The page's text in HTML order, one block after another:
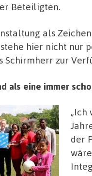
Beteiligten.
als
hier nicht nur
Schirmherr zur
als eine immer
„Ich
der